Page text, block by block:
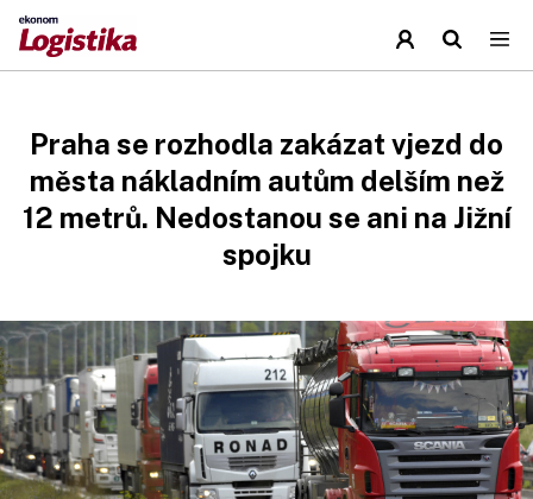
Praha se rozhodla zakázat vjezd do
města nákladním autům delším než
12 metrů. Nedostanou se ani na Jižní
spojku